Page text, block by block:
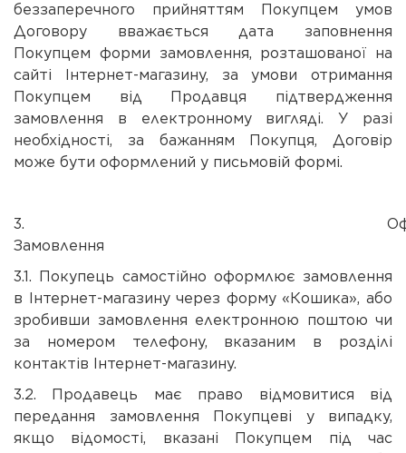
беззаперечного прийняттям Покупцем умов
Договору вважається дата заповнення
Покупцем форми замовлення, розташованої на
сайті Інтернет-магазину, за умови отримання
Покупцем від Продавця підтвердження
замовлення в електронному вигляді. У разі
необхідності, за бажанням Покупця, Договір
може бути оформлений у письмовій формі.
3.
Замовлення
3.1. Покупець самостійно оформлює замовлення
в Інтернет-магазину через форму «Кошика», або
зробивши замовлення електронною поштою чи
за номером телефону, вказаним в розділі
контактів Інтернет-магазину.
3.2. Продавець має право відмовитися від
передання замовлення Покупцеві у випадку,
якщо відомості, вказані Покупцем під час